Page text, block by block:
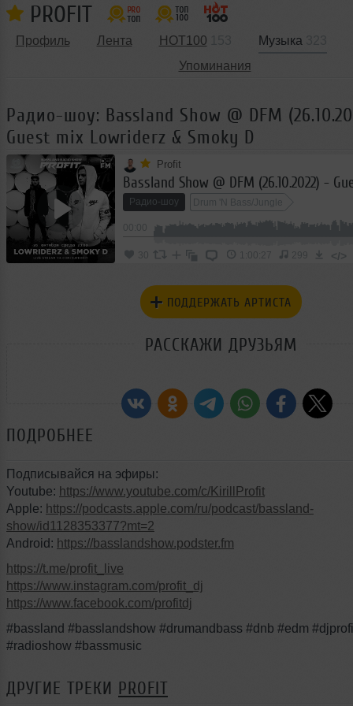
PROFIT
Профиль Лента HOT100 Музыка
Упоминания
Радио-шоу: Bassland Show @ DFM
Guest mix Lowriderz & Smoky D
Profit
Радио-шоу Drum 'N Bass/Jungle
30 1:00:27 299 </>
ПОДДЕРЖАТЬ АРТИСТА
РАССКАЖИ ДРУЗЬЯМ
ПОДРОБНЕЕ
Подписывайся на эфиры:
Youtube: https://www.youtube.com/c/KirillProfit
Apple: https://podcasts.apple.com/ru/podcast/bassland-
show/id1128353377?mt=2
Android: https://basslandshow.podster.fm
https://t.me/profit_live
https://www.instagram.com/profit_dj
https://www.facebook.com/profitdj
#bassland #basslandshow #drumandbass #dnb #edm
#radioshow #bassmusic
ДРУГИЕ ТРЕКИ PROFIT